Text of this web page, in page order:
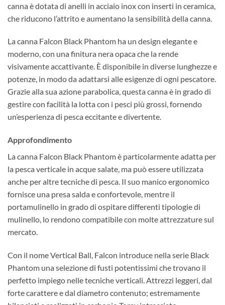
canna è dotata di anelli in acciaio inox con inserti in ceramica,
che riducono l’attrito e aumentano la sensibilità della canna.
La canna Falcon Black Phantom ha un design elegante e
moderno, con una finitura nera opaca che la rende
visivamente accattivante. È disponibile in diverse lunghezze e
potenze, in modo da adattarsi alle esigenze di ogni pescatore.
Grazie alla sua azione parabolica, questa canna è in grado di
gestire con facilità la lotta con i pesci più grossi, fornendo
un’esperienza di pesca eccitante e divertente.
Approfondimento
La canna Falcon Black Phantom è particolarmente adatta per
la pesca verticale in acque salate, ma può essere utilizzata
anche per altre tecniche di pesca. Il suo manico ergonomico
fornisce una presa salda e confortevole, mentre il
portamulinello in grado di ospitare differenti tipologie di
mulinello, lo rendono compatibile con molte attrezzature sul
mercato.
Con il nome Vertical Ball, Falcon introduce nella serie Black
Phantom una selezione di fusti potentissimi che trovano il
perfetto impiego nelle tecniche verticali. Attrezzi leggeri, dal
forte carattere e dal diametro contenuto; estremamente